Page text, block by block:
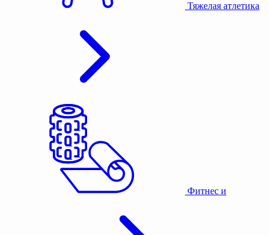
Тяжелая атлетика
Фитнес и